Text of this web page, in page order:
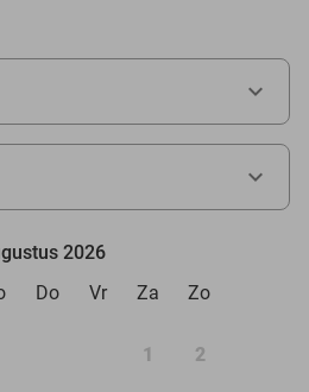
2026
Do Vr Za Zo
1 2